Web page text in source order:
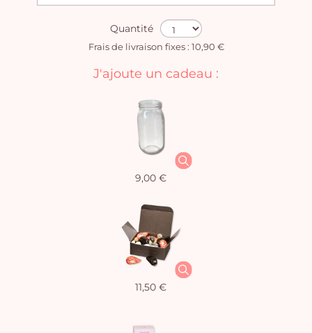
Quantité
Frais de livraison fixes : 10,90 €
J'ajoute un cadeau :
9,00 €
11,50 €